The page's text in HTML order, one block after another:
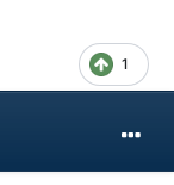
1